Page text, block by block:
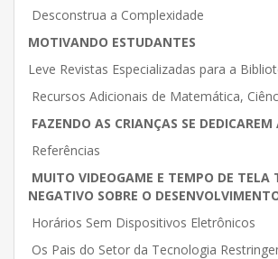
Desconstrua a Complexidade
MOTIVANDO ESTUDANTES
Leve Revistas Especializadas para a
Recursos Adicionais de Matemática,
FAZENDO AS CRIANÇAS SE
Referências
MUITO VIDEOGAME E TEMPO DE TELA
NEGATIVO SOBRE O
Horários Sem Dispositivos Eletrônicos
Os Pais do Setor da Tecnologia